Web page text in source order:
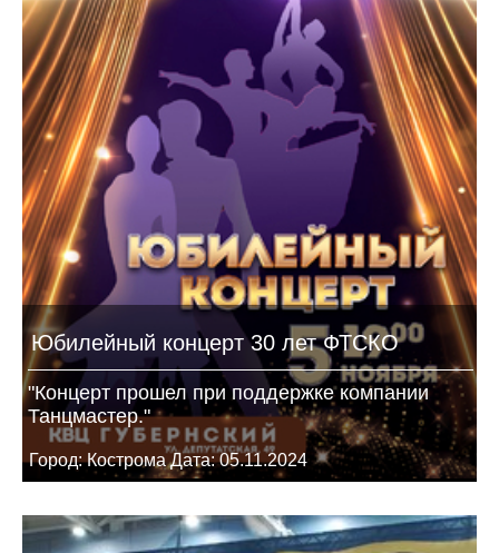
Юбилейный концерт 30 лет ФТСКО
"Концерт прошел при поддержке компании
Танцмастер."
Город: Кострома Дата: 05.11.2024